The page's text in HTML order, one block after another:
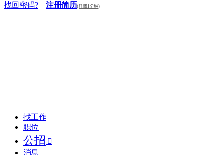
找回密码? 注册简历(只需1分钟)
找工作
职位
公招 
消息